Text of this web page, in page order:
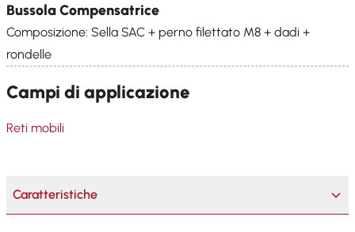
Bussola Compensatrice
Composizione: Sella SAC + perno filettato M8 + dadi +
rondelle
Campi di applicazione
Reti mobili
Caratteristiche